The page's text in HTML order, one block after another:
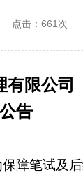
点击：661次
有限公司
告
障笔试及